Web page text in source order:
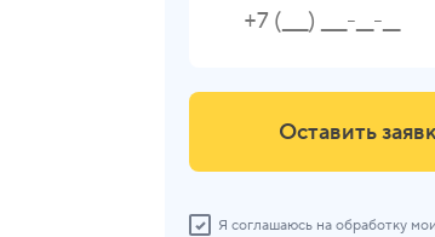
Оставить
Я соглашаюсь на обработку